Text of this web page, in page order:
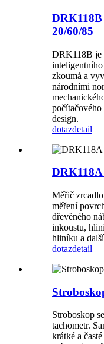
DRK118B
20/60/85
DRK118B je
inteligentního
zkoumá a
národními
design.
dotazdetail
Měřič
měření
dřevěného
inkoustu,
hliníku a
dotazdetail
Stroboskop
tachometr.
krátké a